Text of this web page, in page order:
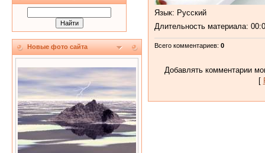
Новые фото сайта
Язык: Русский
Длительность материала:
Всего комментариев: 0
Добавлять комментарии
[